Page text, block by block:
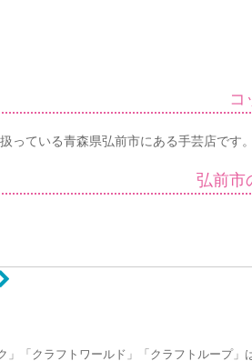
コ
っている青森県弘前市にある手芸店です。
弘前市
」「クラフトワールド」「クラフトループ